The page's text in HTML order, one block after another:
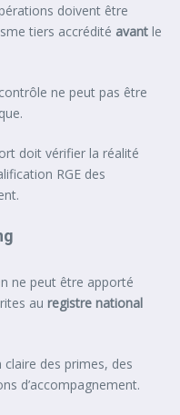
doivent être
tiers accrédité avant le
ne peut pas être
doit vérifier la réalité
RGE des
ne peut être apporté
au registre national
claire des primes, des
d’accompagnement.